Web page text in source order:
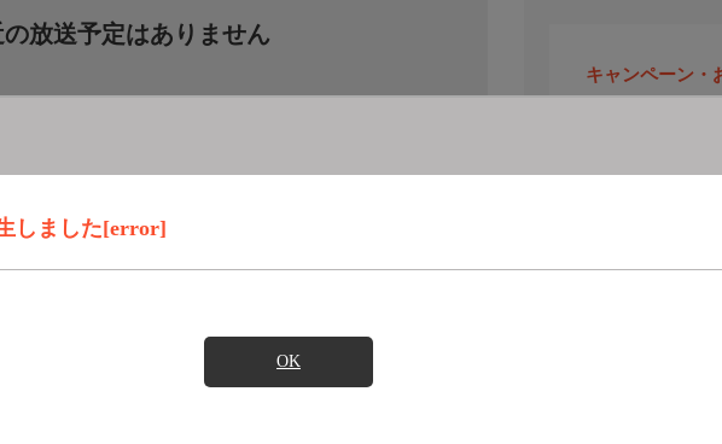
しました[error]
OK
の放送予定はありません
キャンペーン・